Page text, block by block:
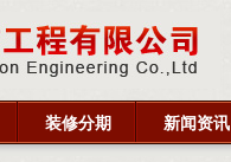
装修分期 新闻资讯